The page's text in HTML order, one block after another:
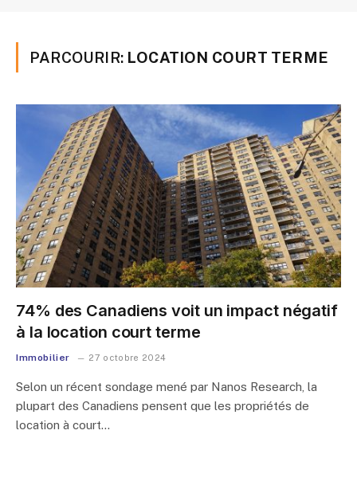
PARCOURIR: LOCATION COURT TERME
74% des Canadiens voit un impact négatif
à la location court terme
Immobilier 27 octobre 2024
Selon un récent sondage mené par Nanos Research, la
plupart des Canadiens pensent que les propriétés de
location à court…